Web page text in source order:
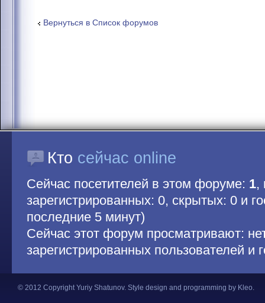
Вернуться в Список форумов
Кто сейчас online
Сейчас посетителей в этом форуме: 1,
зарегистрированных: 0, скрытых: 0 и
последние 5 минут)
Сейчас этот форум просматривают:
зарегистрированных пользователей и
© 2012 Copyright Yuriy Shatunov. Style design and programming by Kleo.